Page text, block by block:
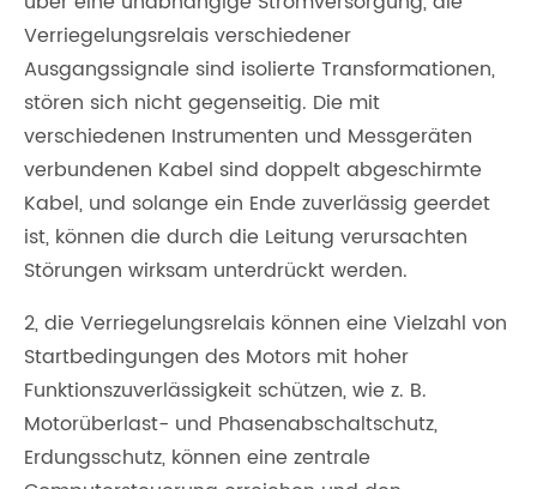
Verriegelungsrelais verschiedener
Ausgangssignale sind isolierte Transformationen,
stören sich nicht gegenseitig. Die mit
verschiedenen Instrumenten und Messgeräten
verbundenen Kabel sind doppelt abgeschirmte
Kabel, und solange ein Ende zuverlässig geerdet
ist, können die durch die Leitung verursachten
Störungen wirksam unterdrückt werden.
2, die Verriegelungsrelais können eine Vielzahl von
Startbedingungen des Motors mit hoher
Funktionszuverlässigkeit schützen, wie z. B.
Motorüberlast- und Phasenabschaltschutz,
Erdungsschutz, können eine zentrale